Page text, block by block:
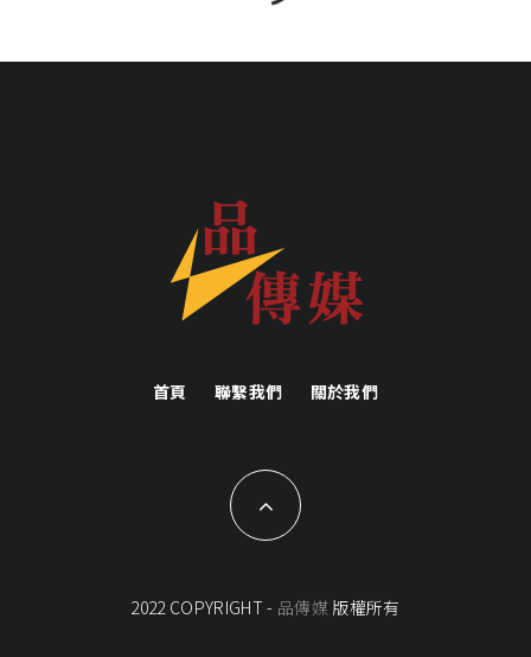
首頁 聯繫我們 關於我們
2022 COPYRIGHT - 品傳媒 版權所有